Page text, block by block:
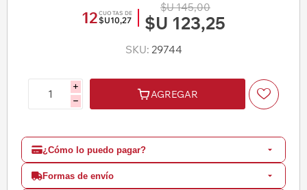
12 CUOTAS DE
$U10,27
$U 145,00
$U 123,25
SKU: 29744
i
h
AGREGAR
¿Cómo lo puedo pagar?
Formas de envío